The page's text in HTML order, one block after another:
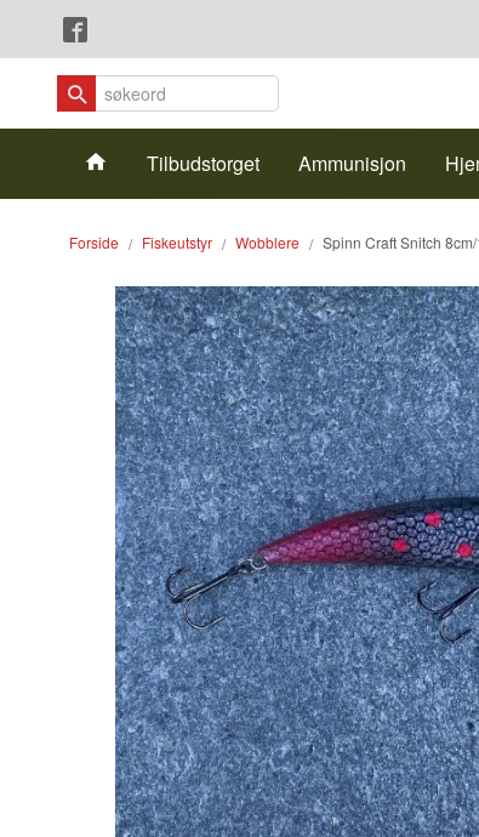
innholdet
ProdukterTilbudstorget Ammunisjon
Forside Fiskeutstyr Wobblere Spinn Craft Snitch